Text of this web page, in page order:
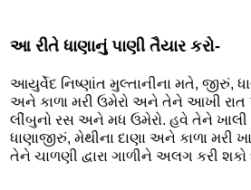
આ રીતે ધાણાનું પાણી તૈયાર કરો-
આયુર્વેદ નિષ્ણાંત મુલ્તાનીના મતે, જીરું,
અને કાળા મરી ઉમેરો અને તેને આખી રાત
લીંબુનો રસ અને મધ ઉમેરો. હવે તેને ખાલી
ધાણાજીરું, મેથીના દાણા અને કાળા મરી
તેને ચાળણી દ્વારા ગાળીને અલગ કરી શકો